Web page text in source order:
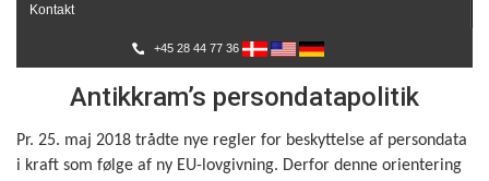
Kontakt
+45 28 44 77 36
Antikkram’s persondatapolitik
Pr. 25. maj 2018 trådte nye regler for beskyttelse af persondata
i kraft som følge af ny EU-lovgivning. Derfor denne orientering